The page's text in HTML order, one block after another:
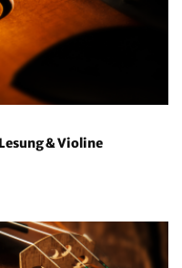
& Violine